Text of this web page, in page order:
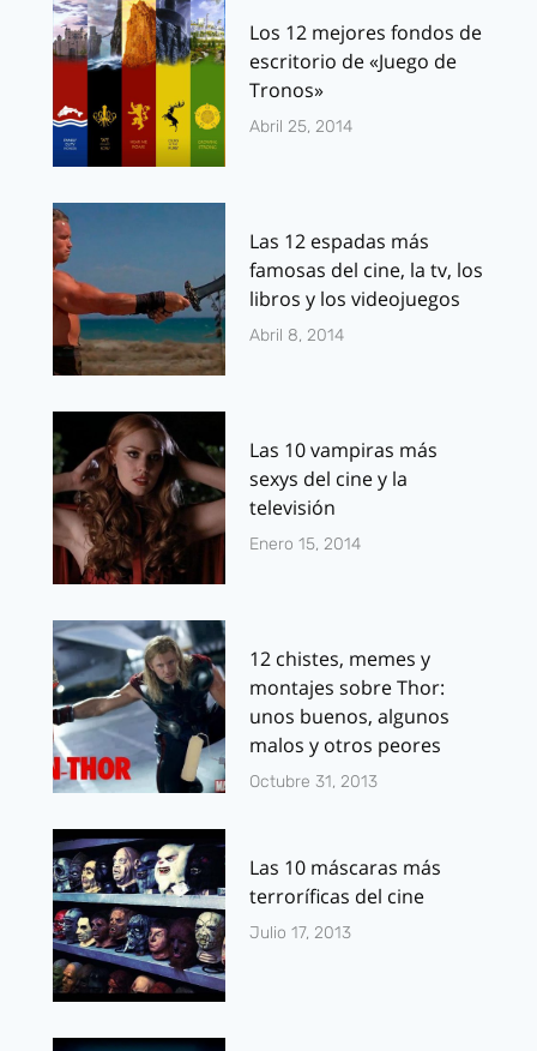
Los 12 mejores fondos de
escritorio de «Juego de
Tronos»
Abril 25, 2014
Las 12 espadas más
famosas del cine, la tv, los
libros y los videojuegos
Abril 8, 2014
Las 10 vampiras más
sexys del cine y la
televisión
Enero 15, 2014
12 chistes, memes y
montajes sobre Thor:
unos buenos, algunos
malos y otros peores
Octubre 31, 2013
Las 10 máscaras más
terroríficas del cine
Julio 17, 2013